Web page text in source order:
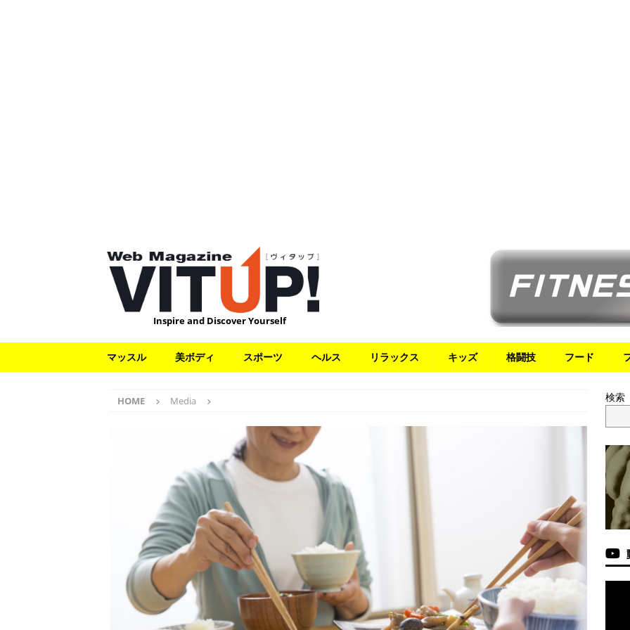
Inspire and Discover Yourself
マッスル 美ボディ スポーツ ヘルス リラックス キッズ 格闘技 フード
HOME Media 検索